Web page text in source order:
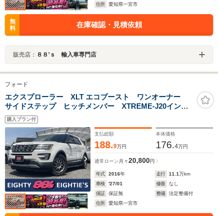
住所
愛知県一宮市
無
料
在庫確認・見積依頼
販売店： ８８’ｓ 輸入車専門店
フォード
エクスプローラー XLT エコブースト ワンオーナー
サイドステップ ヒッチメンバー XTREME-J20インチ
ホイール ベージュ革シート シートヒーター リア/サ
イド/フロントカメラ ETC Bluetooth CLIFFORDセ
キュリティ スマートキー クルコン
購入プラン付
支払総額
188.9万円
本体価格
176.4万円
通常ローン 月々20,800円
年式 2016年 走行 11.1万km
車検
'27/01 修復
なし
保証
保証無 整備
法定整備付
住所
愛知県一宮市